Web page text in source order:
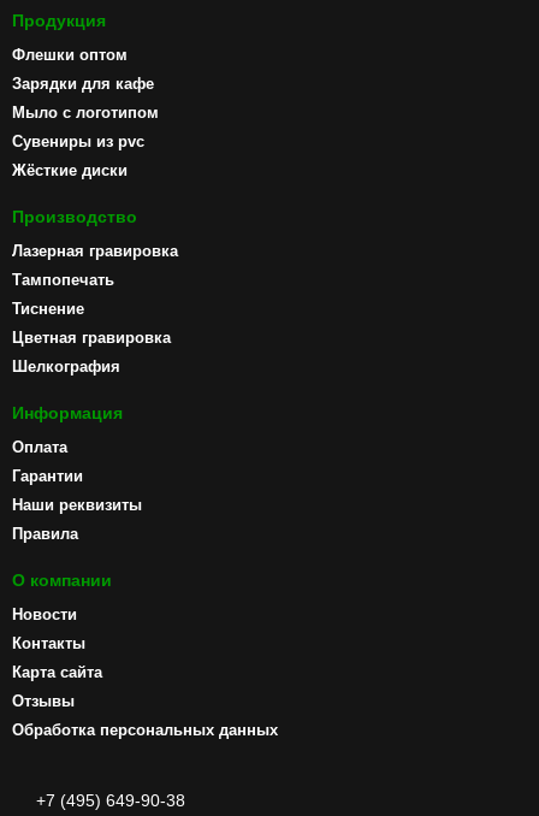
Продукция
Флешки оптом
Зарядки для кафе
Мыло с логотипом
Сувениры из pvc
Жёсткие диски
Производство
Лазерная гравировка
Тампопечать
Тиснение
Цветная гравировка
Шелкография
Информация
Оплата
Гарантии
Наши реквизиты
Правила
О компании
Новости
Контакты
Карта сайта
Отзывы
Обработка персональных данных
+7 (495) 649-90-38